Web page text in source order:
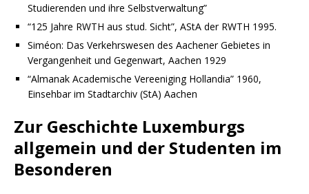
Studierenden und ihre Selbstverwaltung”
“125 Jahre RWTH aus stud. Sicht”, AStA der RWTH 1995.
Siméon: Das Verkehrswesen des Aachener Gebietes in
Vergangenheit und Gegenwart, Aachen 1929
“Almanak Academische Vereeniging Hollandia” 1960,
Einsehbar im Stadtarchiv (StA) Aachen
Zur Geschichte Luxemburgs
allgemein und der Studenten im
Besonderen